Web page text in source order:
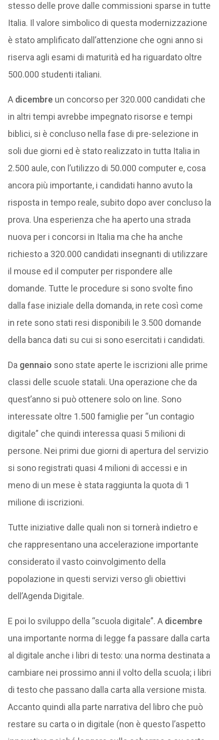
stesso delle prove dalle commissioni sparse in tutte
Italia. Il valore simbolico di questa modernizzazione
è stato amplificato dall’attenzione che ogni anno si
riserva agli esami di maturità ed ha riguardato oltre
500.000 studenti italiani.
A dicembre un concorso per 320.000 candidati che
in altri tempi avrebbe impegnato risorse e tempi
biblici, si è concluso nella fase di pre-selezione in
soli due giorni ed è stato realizzato in tutta Italia in
2.500 aule, con l’utilizzo di 50.000 computer e, cosa
ancora più importante, i candidati hanno avuto la
risposta in tempo reale, subito dopo aver concluso la
prova. Una esperienza che ha aperto una strada
nuova per i concorsi in Italia ma che ha anche
richiesto a 320.000 candidati insegnanti di utilizzare
il mouse ed il computer per rispondere alle
domande. Tutte le procedure si sono svolte fino
dalla fase iniziale della domanda, in rete così come
in rete sono stati resi disponibili le 3.500 domande
della banca dati su cui si sono esercitati i candidati.
Da gennaio sono state aperte le iscrizioni alle prime
classi delle scuole statali. Una operazione che da
quest’anno si può ottenere solo on line. Sono
interessate oltre 1.500 famiglie per “un contagio
digitale” che quindi interessa quasi 5 milioni di
persone. Nei primi due giorni di apertura del servizio
si sono registrati quasi 4 milioni di accessi e in
meno di un mese è stata raggiunta la quota di 1
milione di iscrizioni.
Tutte iniziative dalle quali non si tornerà indietro e
che rappresentano una accelerazione importante
considerato il vasto coinvolgimento della
popolazione in questi servizi verso gli obiettivi
dell’Agenda Digitale.
E poi lo sviluppo della “scuola digitale”. A dicembre
una importante norma di legge fa passare dalla carta
al digitale anche i libri di testo: una norma destinata a
cambiare nei prossimo anni il volto della scuola; i libri
di testo che passano dalla carta alla versione mista.
Accanto quindi alla parte narrativa del libro che può
restare su carta o in digitale (non è questo l’aspetto